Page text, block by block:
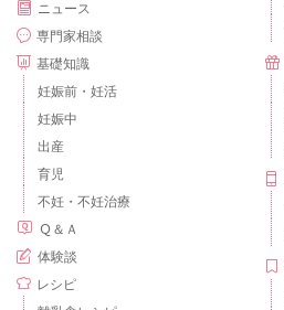
ニュース
専門家相談
基礎知識
妊娠前・妊活
妊娠中
出産
育児
不妊・不妊治療
Ｑ＆Ａ
体験談
レシピ